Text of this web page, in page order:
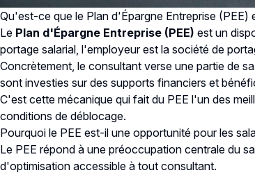
Qu'est-ce que le Plan d'Épargne Entreprise (PEE)
Le Plan d'Épargne Entreprise (PEE) est un
portage salarial, l'employeur est la société de
Concrètement, le consultant verse une partie de
sont investies sur des supports financiers et
C'est cette mécanique qui fait du PEE l'un des
conditions de déblocage.
Pourquoi le PEE est-il une opportunité pour les
Le PEE répond à une préoccupation centrale du
d'optimisation accessible à tout consultant.